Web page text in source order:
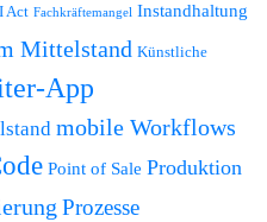
Act Fachkräftemangel Instandhaltung
Mittelstand Künstliche
App
mobile Workflows
Point of Sale Produktion
Prozesse